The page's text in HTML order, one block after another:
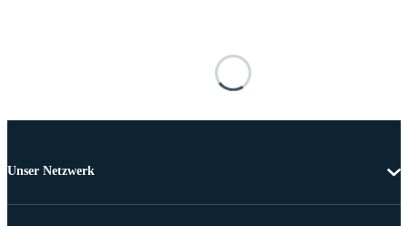
Unser Netzwerk